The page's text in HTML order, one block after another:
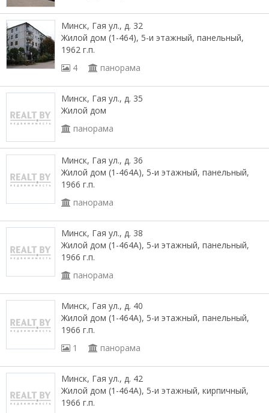
Минск, Гая ул., д. 32
Жилой дом (1-464), 5-и этажный, панельный,
1962 г.п.
4
панорама
Минск, Гая ул., д. 35
Жилой дом
панорама
Минск, Гая ул., д. 36
Жилой дом (1-464А), 5-и этажный, панельный,
1966 г.п.
панорама
Минск, Гая ул., д. 38
Жилой дом (1-464А), 5-и этажный, панельный,
1966 г.п.
панорама
Минск, Гая ул., д. 40
Жилой дом (1-464А), 5-и этажный, панельный,
1966 г.п.
1
панорама
Минск, Гая ул., д. 42
Жилой дом (1-464А), 5-и этажный, кирпичный,
1966 г.п.